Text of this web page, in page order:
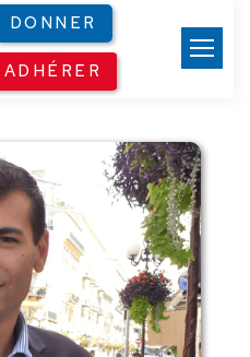
DONNER
ADHÉRER